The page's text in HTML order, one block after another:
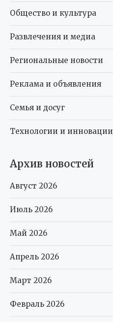
Общество и культура
Развлечения и медиа
Региональные новости
Реклама и объявления
Семья и досуг
Технологии и инновации
Архив новостей
Август 2026
Июль 2026
Май 2026
Апрель 2026
Март 2026
Февраль 2026